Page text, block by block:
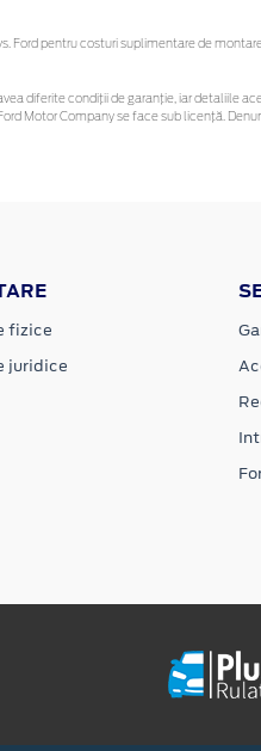
Ford pentru costuri suplimentare de
diferite condiții de garanție, iar detaliile
Motor Company se face sub licență.
fizice
juridice